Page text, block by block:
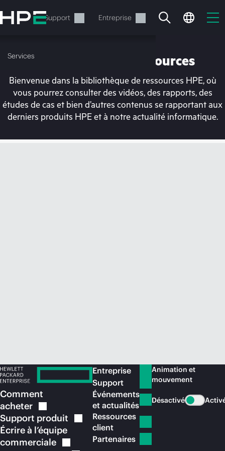
au
contenu
Services Support Entreprise
Services
Votre panier est
Bibliothèque de ressources
Bienvenue dans la bibliothèque de ressources HPE, où
vous pourrez consulter des vidéos, des rapports, des
études de cas et bien d’autres contenus se rapportant aux
derniers produits HPE et à notre actualité informatique.
Comment
acheter
Support produit
Écrire à l’équipe
commerciale
Entreprise
Support
Événements
et actualités
Ressources
client
Partenaires
Animation et
mouvement
Désactivé